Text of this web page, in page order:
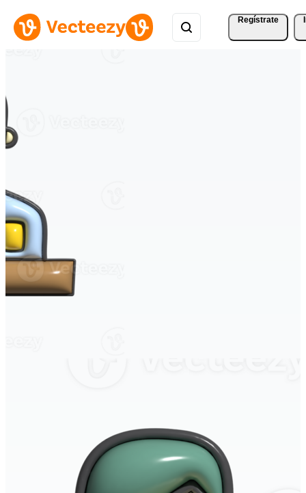
Regístrate